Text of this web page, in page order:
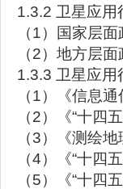
1.3.2 卫星应用
（1）国家层
（2）地方层
1.3.3 卫星应用
（1）《信息
（2）《“十四
（3）《测绘
（4）《“十四
（5）《“十四